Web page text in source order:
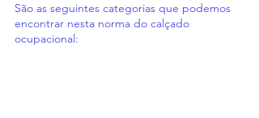
São as seguintes categorias que podemos
encontrar nesta norma do calçado
ocupacional: